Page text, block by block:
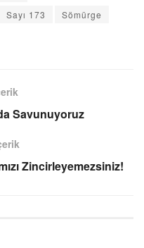
Sayı 173
Sömürge
Savunuyoruz
Zincirleyemezsiniz!